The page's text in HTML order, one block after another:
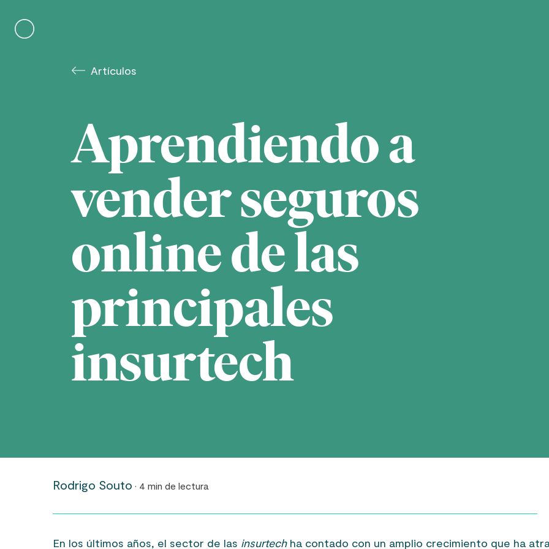
content
Artículos
Aprendiendo a
vender seguros
online de las
principales
insurtech
Rodrigo Souto · 4 min de lectura
En los últimos años, el sector de las insurtechha contado con un amplio crecimiento que ha